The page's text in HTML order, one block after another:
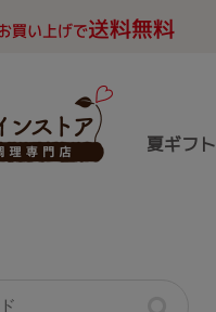
夏ギフト